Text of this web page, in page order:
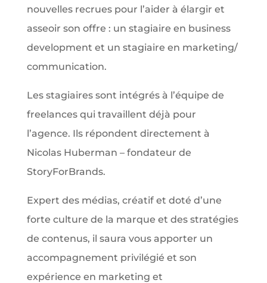
nouvelles recrues pour l’aider à élargir et
asseoir son offre : un stagiaire en business
development et un stagiaire en marketing/
communication.
Les stagiaires sont intégrés à l’équipe de
freelances qui travaillent déjà pour
l’agence. Ils répondent directement à
Nicolas Huberman – fondateur de
StoryForBrands.
Expert des médias, créatif et doté d’une
forte culture de la marque et des stratégies
de contenus, il saura vous apporter un
accompagnement privilégié et son
expérience en marketing et